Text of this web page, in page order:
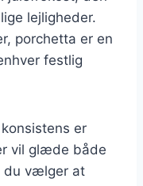
lejligheder.
porchetta er en
festlig
er
vil glæde både
du vælger at